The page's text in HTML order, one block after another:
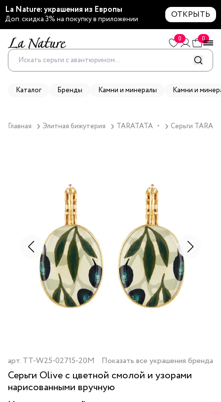
La Nature: украшения из Европы
Доп. скидка 3% на покупку в приложении ОТКРЫТЬ
0 0
Каталог Бренды Камни и минералы Камни и
Главная Элитная бижутерия TARATATA ▼ Серьги
арт. TT-W25-02715-20M Показать все украшения бренда
Серьги Olive с цветной смолой и узорами
нарисованными вручную